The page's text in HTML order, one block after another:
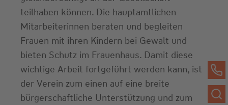
teilhaben können. Die hauptamtlichen
Mitarbeiterinnen beraten und begleiten
Frauen mit ihren Kindern bei Gewalt und
bieten Schutz im Frauenhaus. Damit diese
wichtige Arbeit fortgeführt werden kann, ist
der Verein zum einen auf eine breite
bürgerschaftliche Unterstützung und zum